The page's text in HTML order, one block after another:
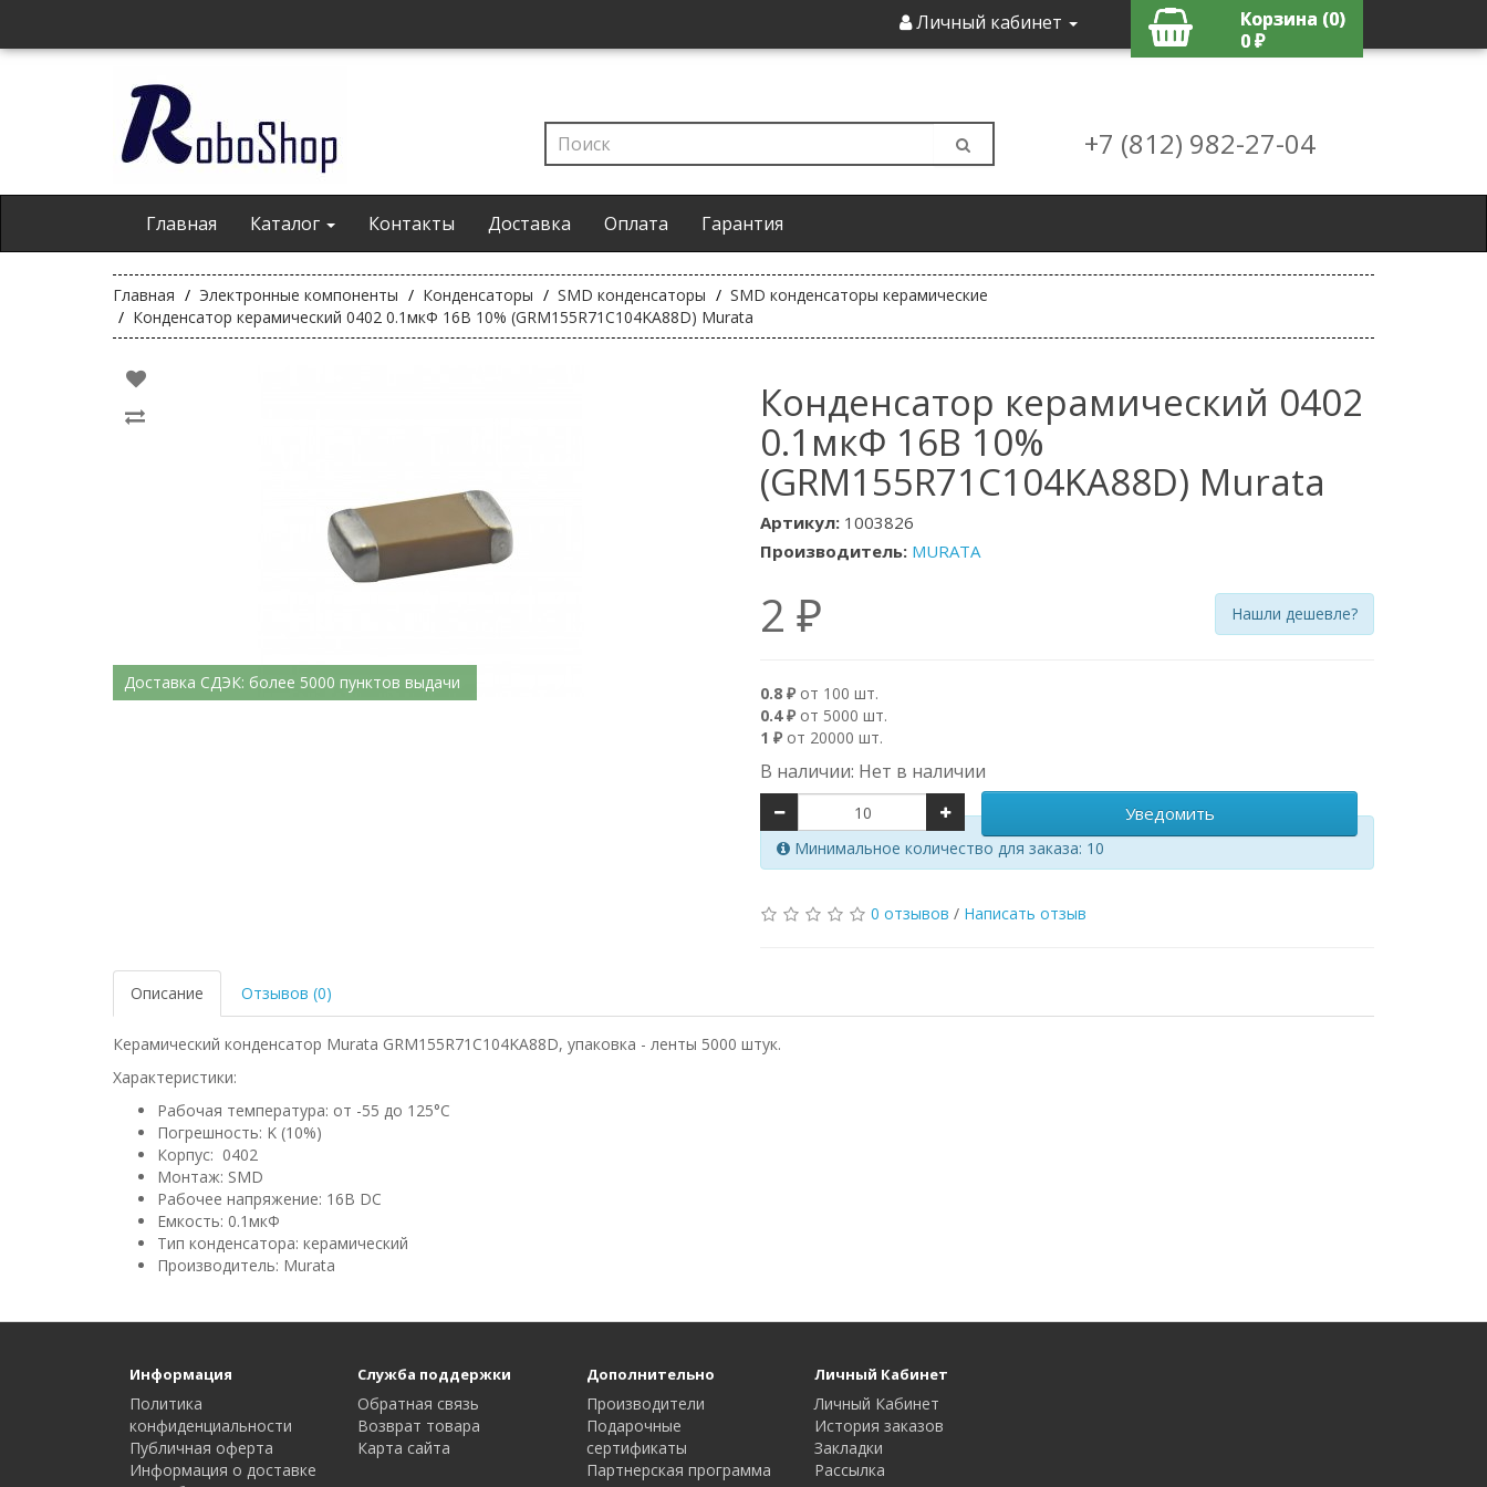
Личный кабинет
Корзина (0)
0 ₽
+7 (812) 982-27-04
Главная Каталог Контакты Доставка Оплата Гарантия
Главная Электронные компоненты Конденсаторы SMD конденсаторы
SMD конденсаторы керамические
Конденсатор керамический 0402 0.1мкФ 16В 10% (GRM155R71C104KA88D) Murata
Доставка СДЭК: более 5000 пунктов выдачи
Конденсатор керамический 0402
0.1мкФ 16В 10%
(GRM155R71C104KA88D) Murata
Артикул: 1003826
Производитель: MURATA
2 ₽ Нашли дешевле?
0.8 ₽ от 100 шт.
0.4 ₽ от 5000 шт.
1 ₽ от 20000 шт.
В наличии: Нет в наличии
Уведомить
Минимальное количество для заказа: 10
0 отзывов / Написать отзыв
Описание Отзывов (0)
Керамический конденсатор Murata GRM155R71C104KA88D, упаковка - ленты 5000 штук.
Характеристики:
Рабочая температура: от -55 до 125°C
Погрешность: K (10%)
Корпус: 0402
Монтаж: SMD
Рабочее напряжение: 16В DC
Емкость: 0.1мкФ
Тип конденсатора: керамический
Производитель: Murata
Информация
Политика
конфиденциальности
Публичная оферта
Информация о доставке
Служба поддержки
Обратная связь
Возврат товара
Карта сайта
Дополнительно
Производители
Подарочные
сертификаты
Партнерская программа
Личный Кабинет
Личный Кабинет
История заказов
Закладки
Рассылка